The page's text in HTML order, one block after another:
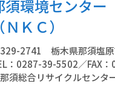
須環境センター
（ＮＫＣ）
2741 栃木県那須塩
：0287-39-5502／FAX
那須総合リサイクルセンター